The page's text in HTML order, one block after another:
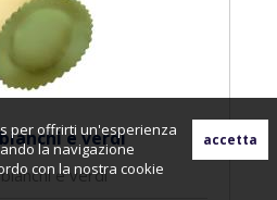
per offrirti un'esperienza
la navigazione
con la nostra cookie
e verdi
e verdi